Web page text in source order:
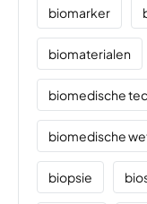
biomarker
biomaterialen
biomedische
biomedische
biopsie